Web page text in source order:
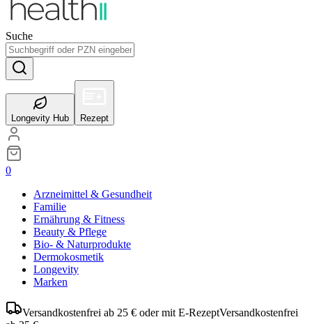
Suche
Longevity Hub Rezept
0
Arzneimittel & Gesundheit
Familie
Ernährung & Fitness
Beauty & Pflege
Bio- & Naturprodukte
Dermokosmetik
Longevity
Marken
Versandkostenfrei ab 25 € oder mit E-RezeptVersandkostenfrei